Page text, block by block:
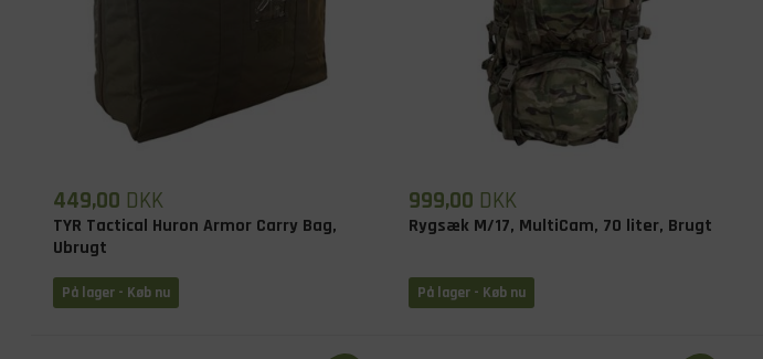
449,00 DKK
TYR Tactical Huron Armor Carry Bag,
Ubrugt
På lager - Køb nu
999,00 DKK
Rygsæk M/17, MultiCam, 70 liter, Brugt
På lager - Køb nu